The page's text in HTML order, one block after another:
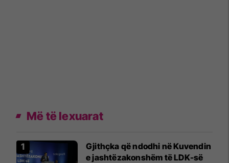
Më të lexuarat
Gjithçka që ndodhi në Kuvendin
e jashtëzakonshëm të LDK-së